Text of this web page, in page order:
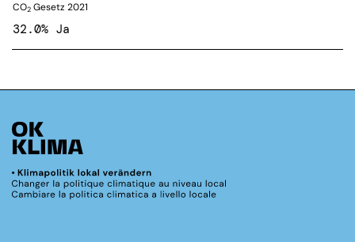
CO2 Gesetz 2021
32.0% Ja